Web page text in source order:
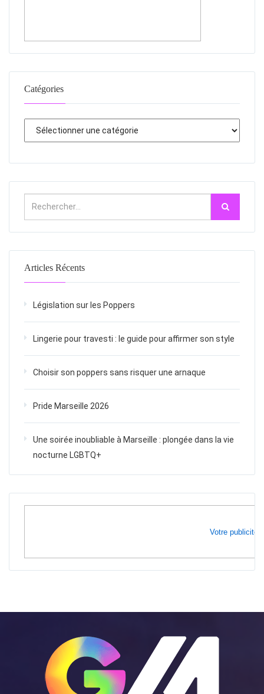
Catégories
Articles Récents
Législation sur les Poppers
Lingerie pour travesti : le guide pour affirmer son style
Choisir son poppers sans risquer une arnaque
Pride Marseille 2026
Une soirée inoubliable à Marseille : plongée dans la vie
nocturne LGBTQ+
Votre publicité